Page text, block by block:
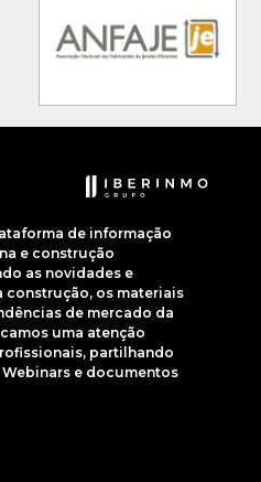
de informação
e construção
as novidades e
construção, os materiais
de mercado da
uma atenção
partilhando
e documentos